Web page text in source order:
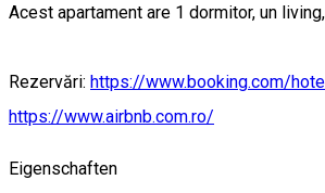
Acest apartament are 1 dormitor, un
Rezervări: https://www.booking.com/
https://www.airbnb.com.ro/
Eigenschaften